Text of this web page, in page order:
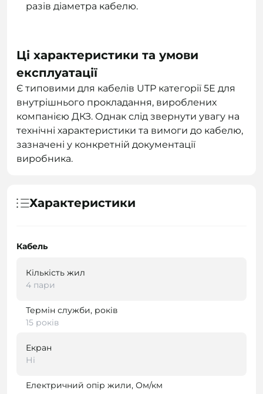
разів діаметра кабелю.
Ці характеристики та умови
експлуатації
Є типовими для кабелів UTP категорії 5Е для
внутрішнього прокладання, вироблених
компанією ДКЗ. Однак слід звернути увагу на
технічні характеристики та вимоги до кабелю,
зазначені у конкретній документації
виробника.
Характеристики
Кабель
Кількість жил
4 пари
Термін служби, років
15 років
Екран
Ні
Електричний опір жили, Ом/км